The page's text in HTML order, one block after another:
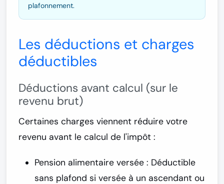
plafonnement.
Les déductions et charges
déductibles
Déductions avant calcul (sur le
revenu brut)
Certaines charges viennent réduire votre
revenu avant le calcul de l'impôt :
Pension alimentaire versée : Déductible
sans plafond si versée à un ascendant ou